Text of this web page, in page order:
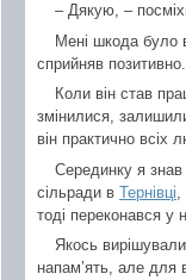
– Дякую, –
Мені шкода було
сприйняв позитивно.
Коли він став
змінилися,
він практично всіх
Серединку я
сільради в Тернівці
тоді переконався у
Якось
напам’ять, але для